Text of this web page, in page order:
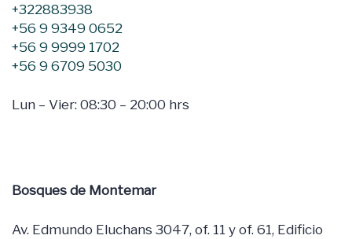
+322883938
+56 9 9349 0652
+56 9 9999 1702
+56 9 6709 5030
Lun – Vier: 08:30 – 20:00 hrs
Bosques de Montemar
Av. Edmundo Eluchans 3047, of. 11 y of. 61, Edificio